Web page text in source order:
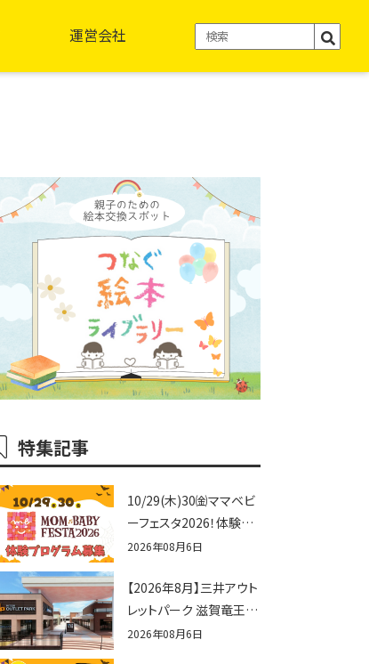
運営会社
特集記事
10/29(木)30㈮ママベビ
ーフェスタ2026！体験プ
ログラム募集♪赤ちゃん
せんか？
2026年08月6日
【2026年8月】三井アウト
レットパーク 滋賀竜王の
夏休みイベントまとめ！
2026年08月6日